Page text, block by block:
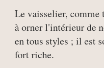
Le vaisselier, comme
à orner l'intérieur de
en tous styles ; il est
fort riche.